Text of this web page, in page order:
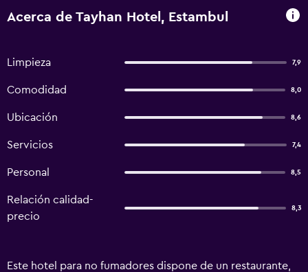
Acerca de Tayhan Hotel, Estambul
Limpieza 7,9
Comodidad 8,0
Ubicación 8,6
Servicios 7,4
Personal 8,5
Relación calidad-
precio
8,3
Este hotel para no fumadores dispone de un restaurante,